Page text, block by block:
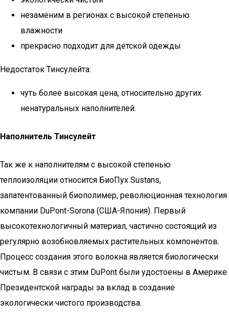
незаменим в регионах с высокой степенью
влажности
прекрасно подходит для детской одежды
Недостаток Тинсулейта:
чуть более высокая цена, относительно других
ненатуральных наполнителей.
Наполнитель Тинсулейт
Так же к наполнителям с высокой степенью
теплоизоляции относится БиоПух Sustans,
запатентованный биополимер, революционная технология
компании DuPont-Sorona (США-Япония). Первый
высокотехнологичный материал, частично состоящий из
регулярно возобновляемых растительных компонентов.
Процесс создания этого волокна является биологически
чистым. В связи с этим DuPont были удостоены в Америке
Президентской награды за вклад в создание
экологически чистого производства.